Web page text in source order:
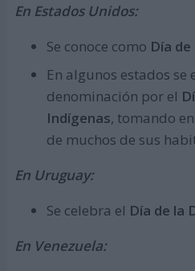
En Estados Unidos:
Se conoce como Día
En algunos estados
denominación por el
Indígenas, tomando
de muchos de sus
En Uruguay:
Se celebra el Día de la
En Venezuela: